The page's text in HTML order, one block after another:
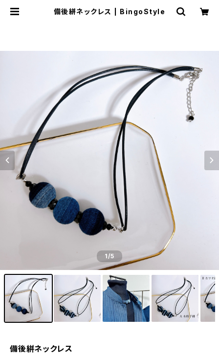
備後絣ネックレス | BingoStyle
1/5
備後絣ネックレス